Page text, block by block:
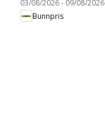
03/08/2026- 09/08/2026
Bunnpris